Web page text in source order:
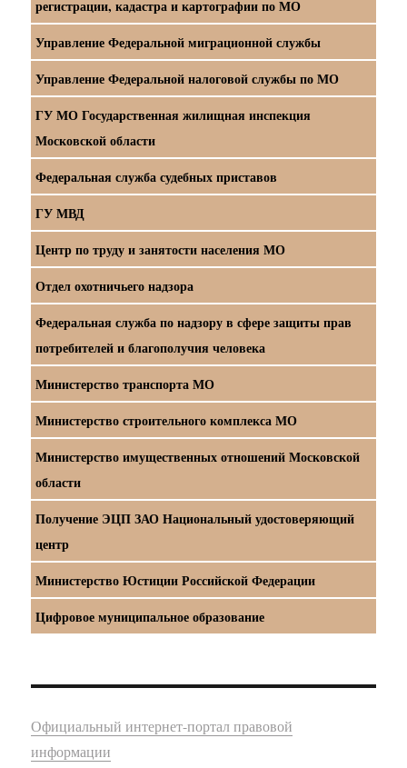
регистрации, кадастра и картографии по МО
Управление Федеральной миграционной службы
Управление Федеральной налоговой службы по МО
ГУ МО Государственная жилищная инспекция
Московской области
Федеральная служба судебных приставов
ГУ МВД
Центр по труду и занятости населения МО
Отдел охотничьего надзора
Федеральная служба по надзору в сфере защиты прав
потребителей и благополучия человека
Министерство транспорта МО
Министерство строительного комплекса МО
Министерство имущественных отношений Московской
области
Получение ЭЦП ЗАО Национальный удостоверяющий
центр
Министерство Юстиции Российской Федерации
Цифровое муниципальное образование
Официальный интернет-портал правовой
информации